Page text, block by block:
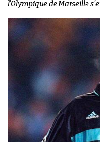
l’Olympique de Marseille